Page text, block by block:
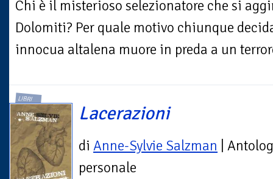
Chi è il misterioso selezionatore che si
Dolomiti? Per quale motivo chiunque
innocua altalena muore in preda a un
LIBRI
Lacerazioni
di Anne-Sylvie Salzman |
personale